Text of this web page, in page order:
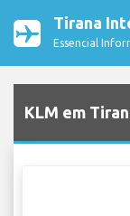
Tirana
Essencial
KLM em